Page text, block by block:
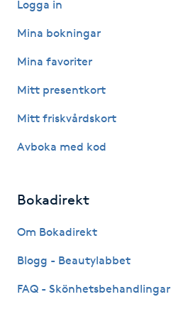
HIFU
Hot Stone Massage
Logga in
Mina bokningar
Mina favoriter
Mitt presentkort
Mitt friskvårdskort
Avboka med kod
Bokadirekt
Om Bokadirekt
Blogg - Beautylabbet
FAQ - Skönhetsbehandlingar